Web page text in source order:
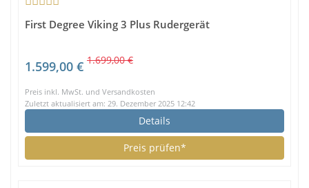
First Degree Viking 3 Plus Rudergerät
1.599,00 € 1.699,00 €
Preis inkl. MwSt. und Versandkosten
Zuletzt aktualisiert am: 29. Dezember 2025 12:42
Details
Preis prüfen*